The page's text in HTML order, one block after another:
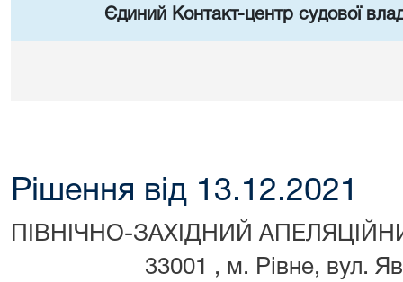
Єдиний Контакт-центр судової
Рішення від 13.12.2021
ПІВНІЧНО-ЗАХІДНИЙ
33001 , м. Рівне, вул.